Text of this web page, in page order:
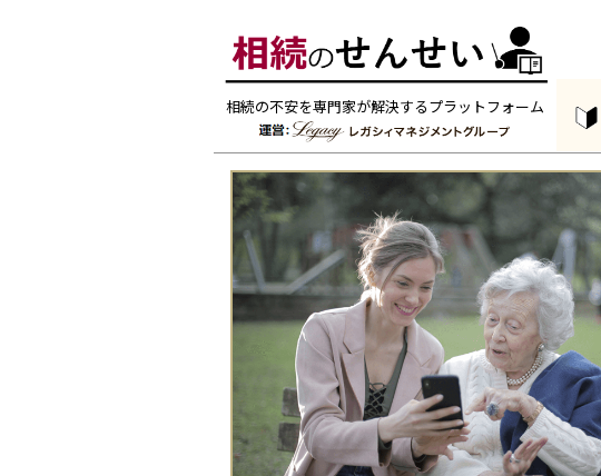
相続の不安を専門家が解決するプラットフォーム